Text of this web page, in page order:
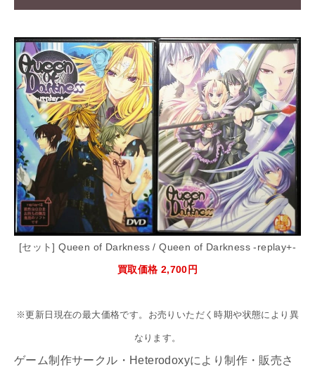
[セット] Queen of Darkness / Queen of Darkness -replay+-
買取価格 2,700円
※更新日現在の最大価格です。お売りいただく時期や状態により異
なります。
ゲーム制作サークル・Heterodoxyにより制作・販売さ